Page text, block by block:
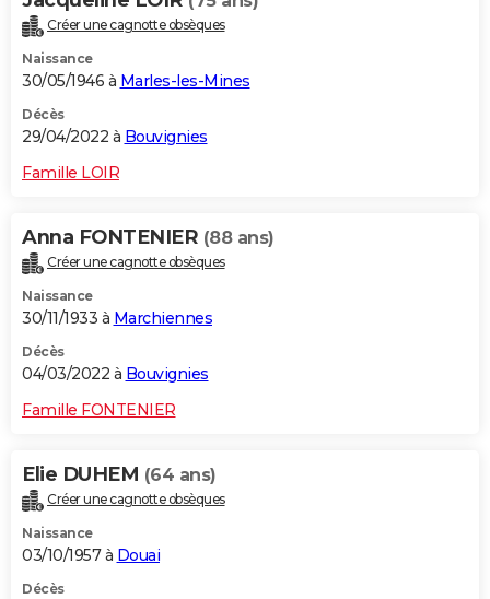
Créer une cagnotte obsèques
Naissance
30/05/1946 à Marles-les-Mines
Décès
29/04/2022 à Bouvignies
Famille LOIR
Anna FONTENIER (88 ans)
Créer une cagnotte obsèques
Naissance
30/11/1933 à Marchiennes
Décès
04/03/2022 à Bouvignies
Famille FONTENIER
Elie DUHEM (64 ans)
Créer une cagnotte obsèques
Naissance
03/10/1957 à Douai
Décès